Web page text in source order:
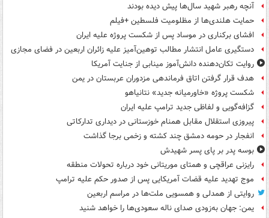
آنچه رهبر شهید سال‌ها پیش دیده بودند
حمایت هلندی‌ها از مظلومیت فلسطین +فیلم
افشای برکناری در موساد پس از شکست پروژه علیه ایران
دستگیری عامل انتشار مطالب توهین‌آمیز علیه زائران اربعین در فضای مجازی
روایت تکان‌دهنده دانش‌آموز مینابی از جنایت آمریکا
هدف قرار گرفتن اتاق‌ فرماندهی مزدوران عربستان در یمن
شکست پروژه «خاورمیانه جدید» نتانیاهو
گزافه‌گویی و لفاظی جدید ترامپ علیه ایران
پیروزی استقلال مقابل همنام خوزستانی در دیداری تدارکاتی
انفجار در حومه دمشق چند کشته و زخمی برجا گذاشت
بوسه‌ پدر بر پای پسر شهیدش
رایزنی عراقچی و همتای موریتانی خود درباره تحولات منطقه
موج تهدید علیه قضات آمریکایی پس از صدور حکم علیه ترامپ
روایتی از همدلی و همسویی ملت‌ها در مراسم اربعین
یمن: جهان به‌زودی صدای ناله سعودی‌ها را خواهد شنید